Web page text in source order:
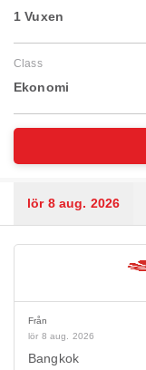
1 Vuxen
Class
Ekonomi
lör 8 aug. 2026
Från
lör 8 aug. 2026
Bangkok